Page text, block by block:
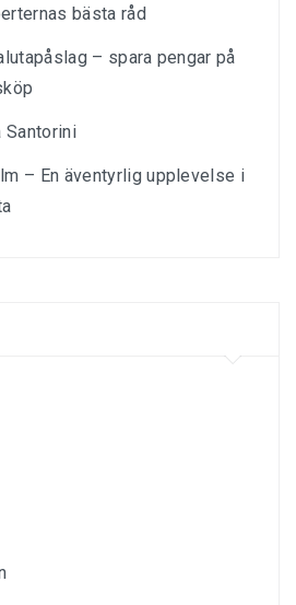
bästa råd
– spara pengar på
Santorini
– En äventyrlig upplevelse i